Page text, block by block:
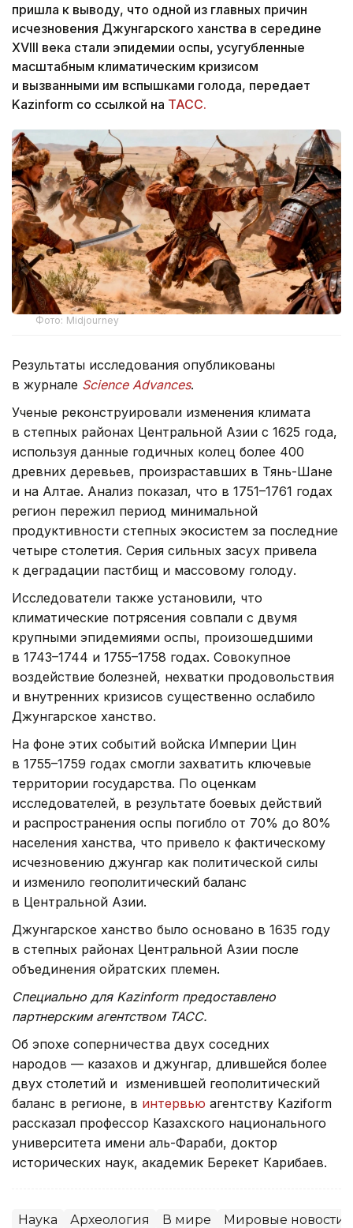
пришла к выводу, что одной из главных причин
исчезновения Джунгарского ханства в середине
XVIII века стали эпидемии оспы, усугубленные
масштабным климатическим кризисом
и вызванными им вспышками голода, передает
Kazinform со ссылкой на ТАСС.
Фото: Midjourney
Результаты исследования опубликованы
в журнале Science Advances.
Ученые реконструировали изменения климата
в степных районах Центральной Азии с 1625 года,
используя данные годичных колец более 400
древних деревьев, произраставших в Тянь-Шане
и на Алтае. Анализ показал, что в 1751–1761 годах
регион пережил период минимальной
продуктивности степных экосистем за последние
четыре столетия. Серия сильных засух привела
к деградации пастбищ и массовому голоду.
Исследователи также установили, что
климатические потрясения совпали с двумя
крупными эпидемиями оспы, произошедшими
в 1743–1744 и 1755–1758 годах. Совокупное
воздействие болезней, нехватки продовольствия
и внутренних кризисов существенно ослабило
Джунгарское ханство.
На фоне этих событий войска Империи Цин
в 1755–1759 годах смогли захватить ключевые
территории государства. По оценкам
исследователей, в результате боевых действий
и распространения оспы погибло от 70% до 80%
населения ханства, что привело к фактическому
исчезновению джунгар как политической силы
и изменило геополитический баланс
в Центральной Азии.
Джунгарское ханство было основано в 1635 году
в степных районах Центральной Азии после
объединения ойратских племен.
Специально для Kazinform предоставлено
партнерским агентством ТАСС.
Об эпохе соперничества двух соседних
народов — казахов и джунгар, длившейся более
двух столетий и изменившей геополитический
баланс в регионе, в интервью агентству Kaziform
рассказал профессор Казахского национального
университета имени аль-Фараби, доктор
исторических наук, академик Берекет Карибаев.
Наука Археология В мире Мировые новости